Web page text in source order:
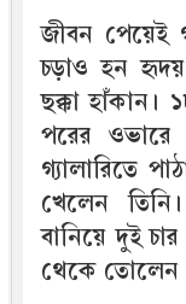
জীবন পেয়েই
চড়াও হন
ছক্কা হাঁকান।
পরের ওভারে
গ্যালারিতে
খেলেন
বানিয়ে দুই
থেকে তোলেন